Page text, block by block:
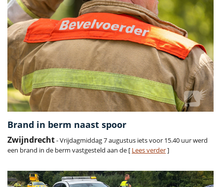
Brand in berm naast spoor
Zwijndrecht- Vrijdagmiddag 7 augustus iets voor 15.40 uur werd
een brand in de berm vastgesteld aan de [ Lees verder]